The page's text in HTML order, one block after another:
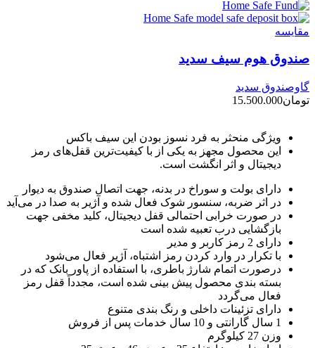
مقايسه
صندوق هوم سیف سدید
گاوصندوق سدید
تومان15.500.000
ویژگی منحثر به فرد نسوز بودن این سیف باکس
این محصول مجهز به یکی از با کیفیت‌ترین قفل‌های رمز
دیجیتال و اثر انگشت است.
دارای بولت و سوراخ در بدنه، جهت اتصال صندوق به دیوار
در اثر ضربه، سنسور شوک فعال شده و آژیر به صدا در می‌آید
در صورت خرابی احتمالی قفل دیجیتال، کلید مخفی جهت
بازگشایی درب تعبیه شده است
دارای 2 رمز کاربر و مدیر
با تکرار در وارد کردن رمز اشتباه، آژیر فعال می‌شود
درصورت اتمام شارژ باطری، با استفاده از پاور بانک که در
بسته بندی محصول پیش بینی شده است، مجدداً قفل رمز
فعال می‌گردد
دارای تزئینات داخلی و رنگ بندی متنوع
1 سال گارانتی و 10 سال خدمات پس از فروش
وزن 27 کیلوگرم